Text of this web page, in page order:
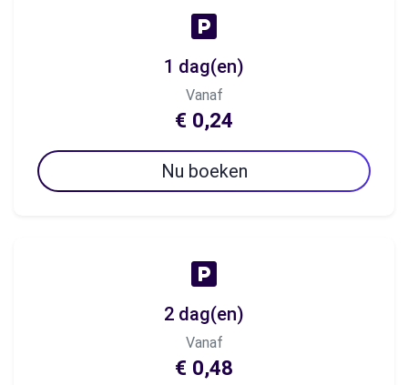
1 dag(en)
Vanaf
€ 0,24
Nu boeken
2 dag(en)
Vanaf
€ 0,48